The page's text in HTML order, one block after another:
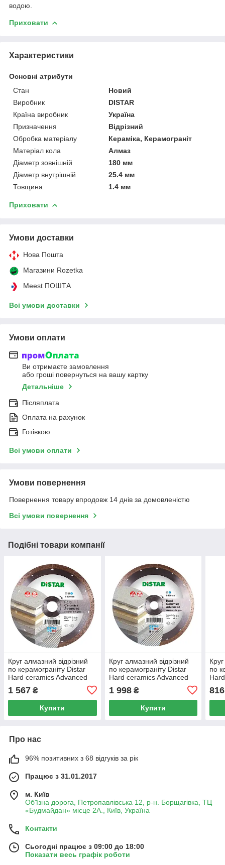
водою.
Приховати
Характеристики
Основні атрибути
Стан
Новий
Виробник
DISTAR
Країна виробник
Україна
Призначення
Відрізний
Обробка матеріалу
Кераміка, Керамограніт
Матеріал кола
Алмаз
Діаметр зовнішній
180 мм
Діаметр внутрішній
25.4 мм
Товщина
1.4 мм
Приховати
Умови доставки
Нова Пошта
Магазини Rozetka
Meest ПОШТА
Всі умови доставки
Умови оплати
Ви отримаєте замовлення
або гроші повернуться на вашу картку
Детальніше
Післяплата
Оплата на рахунок
Готівкою
Всі умови оплати
Умови повернення
Повернення товару впродовж 14 днів за домовленістю
Всі умови повернення
Подібні товари компанії
Круг алмазний відрізний
по керамограніту Distar
Hard ceramics Advanced
1 567 ₴
Купити
Круг алмазний відрізний
по керамограніту Distar
Hard ceramics Advanced
1 998₴
Купити
по
816
Про нас
96% позитивних з 68 відгуків за рік
Працює з 31.01.2017
м. Київ
Об'їзна дорога, Петропавлівська 12, р-н. Борщагівка, ТЦ
«Будмайдан» місце 2А., Київ, Україна
Контакти
Сьогодні працює з 09:00 до 18:00
Показати весь графік роботи